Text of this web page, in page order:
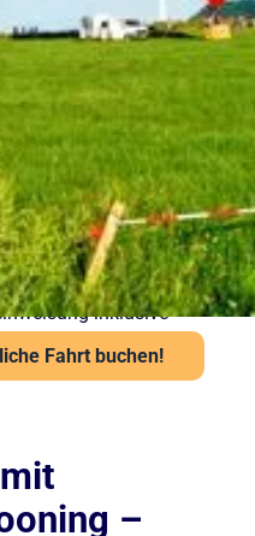
Luft
Ballooning an erster
nur bei stabiler
prüfen Wind und
Flugwetteramt.
120 cm Körpergröße
erforderlich, aber
problemlos möglich
inklusive
Fahrt buchen!
–